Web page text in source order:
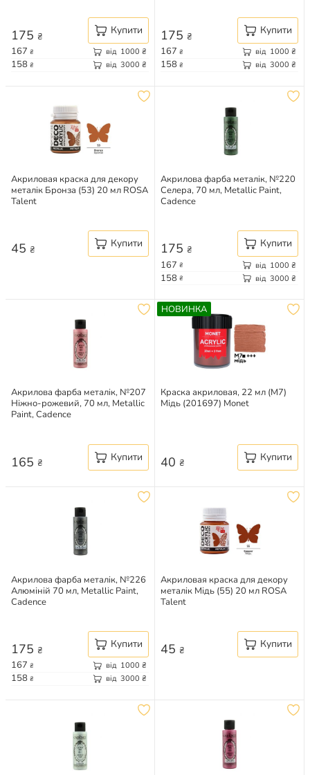
175 ₴ Купити
167 ₴ від 1000 ₴
158 ₴ від 3000 ₴
175 ₴ Купити
167 ₴ від 1000 ₴
158 ₴ від 3000 ₴
Акриловая краска для декору
металік Бронза (53) 20 мл ROSA
Talent
45 ₴ Купити
Акрилова фарба металік, №220
Селера, 70 мл, Metallic Paint,
Cadence
175 ₴ Купити
167 ₴ від 1000 ₴
158 ₴ від 3000 ₴
Акрилова фарба металік, №207
Ніжно-рожевий, 70 мл, Metallic
Paint, Cadence
165 ₴ Купити
НОВИНКА
Краска акриловая, 22 мл (M7)
Мідь (201697) Monet
40 ₴ Купити
Акрилова фарба металік, №226
Алюміній 70 мл, Metallic Paint,
Cadence
175 ₴ Купити
167 ₴ від 1000 ₴
158 ₴ від 3000 ₴
Акриловая краска для декору
металік Мідь (55) 20 мл ROSA
Talent
45 ₴ Купити